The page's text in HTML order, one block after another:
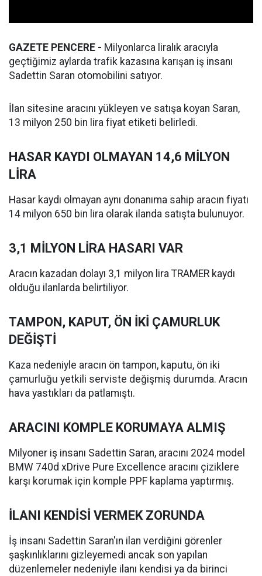
GAZETE PENCERE - Milyonlarca liralık aracıyla
geçtiğimiz aylarda trafik kazasına karışan iş insanı
Sadettin Saran otomobilini satıyor.
İlan sitesine aracını yükleyen ve satışa koyan Saran,
13 milyon 250 bin lira fiyat etiketi belirledi.
HASAR KAYDI OLMAYAN 14,6 MİLYON
LİRA
Hasar kaydı olmayan aynı donanıma sahip aracın fiyatı
14 milyon 650 bin lira olarak ilanda satışta bulunuyor.
3,1 MİLYON LİRA HASARI VAR
Aracın kazadan dolayı 3,1 milyon lira TRAMER kaydı
olduğu ilanlarda belirtiliyor.
TAMPON, KAPUT, ÖN İKİ ÇAMURLUK
DEĞİŞTİ
Kaza nedeniyle aracın ön tampon, kaputu, ön iki
çamurluğu yetkili serviste değişmiş durumda. Aracın
hava yastıkları da patlamıştı.
ARACINI KOMPLE KORUMAYA ALMIŞ
Milyoner iş insanı Sadettin Saran, aracını 2024 model
BMW 740d xDrive Pure Excellence aracını çiziklere
karşı korumak için komple PPF kaplama yaptırmış.
İLANI KENDİSİ VERMEK ZORUNDA
İş insanı Sadettin Saran'ın ilan verdiğini görenler
şaşkınlıklarını gizleyemedi ancak son yapılan
düzenlemeler nedeniyle ilanı kendisi ya da birinci